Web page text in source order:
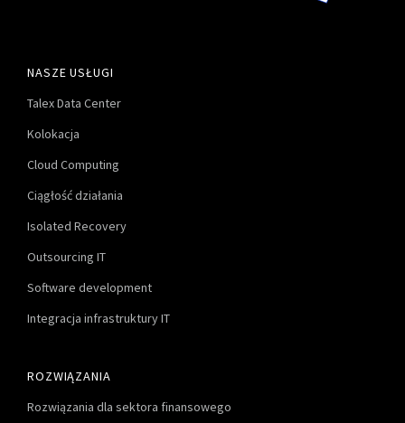
NASZE USŁUGI
Talex Data Center
Kolokacja
Cloud Computing
Ciągłość działania
Isolated Recovery
Outsourcing IT
Software development
Integracja infrastruktury IT
ROZWIĄZANIA
Rozwiązania dla sektora finansowego